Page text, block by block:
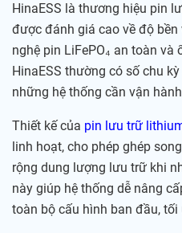
HinaESS là thương hiệu pin
được đánh giá cao về độ
nghệ pin LiFePO₄ an toàn và
HinaESS thường có số chu
những hệ thống cần vận
Thiết kế của pin lưu trữ
linh hoạt, cho phép ghép
rộng dung lượng lưu trữ khi
này giúp hệ thống dễ nâng
toàn bộ cấu hình ban đầu,